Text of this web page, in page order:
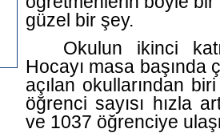
güzel bir şey.
Okulun ikinci
Hocayı masa başında
açılan okullarından
öğrenci sayısı hızla
ve 1037 öğrenciye